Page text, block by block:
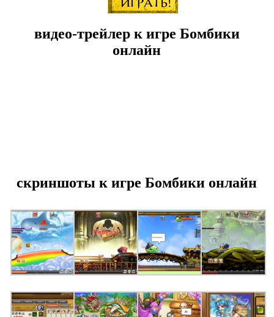
видео-трейлер к игре Бомбики
онлайн
скриншоты к игре Бомбики онлайн